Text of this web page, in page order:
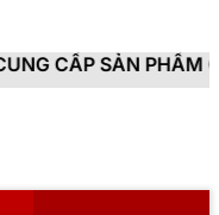
HÃNG, MỚI